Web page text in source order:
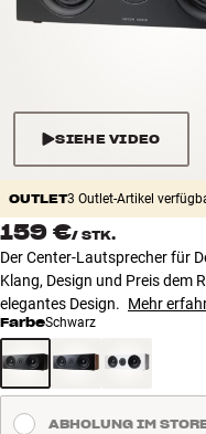
Zubehör
MARKEN
ANGEBOTE
Store Finden
Kundendienst
Anmelden
Kundendienst
Bauen mit Klang
SIEHE VIDEO
OUTLET3 Outlet-Artikel
159 €/ STK.
Der Center-Lautsprecher für
Klang, Design und Preis dem
elegantes Design. Mehr
FarbeSchwarz
ABHOLUNG IM